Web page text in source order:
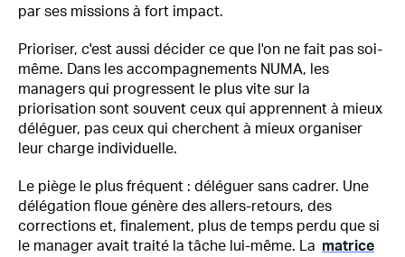
par ses missions à fort impact.
Prioriser, c'est aussi décider ce que l'on ne fait pas soi-
même. Dans les accompagnements NUMA, les
managers qui progressent le plus vite sur la
priorisation sont souvent ceux qui apprennent à mieux
déléguer, pas ceux qui cherchent à mieux organiser
leur charge individuelle.
Le piège le plus fréquent : déléguer sans cadrer. Une
délégation floue génère des allers-retours, des
corrections et, finalement, plus de temps perdu que si
le manager avait traité la tâche lui-même. La matrice